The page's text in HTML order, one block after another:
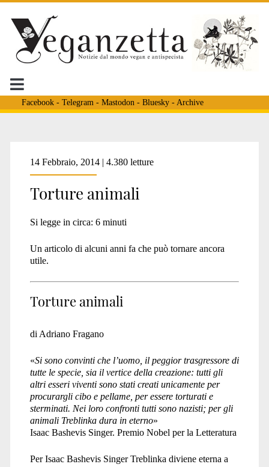
Facebook- Telegram - Mastodon - Bluesky- Archive
Tag:
<span>guerra
alla
diversità</span>
14 Febbraio, 2014 | 4.380 letture
Torture animali
Si legge in circa: 6 minuti
Un articolo di alcuni anni fa che può tornare ancora
utile.
Torture animali
di Adriano Fragano
«Si sono convinti che l’uomo, il peggior trasgressore di
tutte le specie, sia il vertice della creazione: tutti gli
altri esseri viventi sono stati creati unicamente per
procurargli cibo e pellame, per essere torturati e
sterminati. Nei loro confronti tutti sono nazisti; per gli
animali Treblinka dura in eterno»
Isaac Bashevis Singer. Premio Nobel per la Letteratura
Per Isaac Bashevis Singer Treblinka diviene eterna a